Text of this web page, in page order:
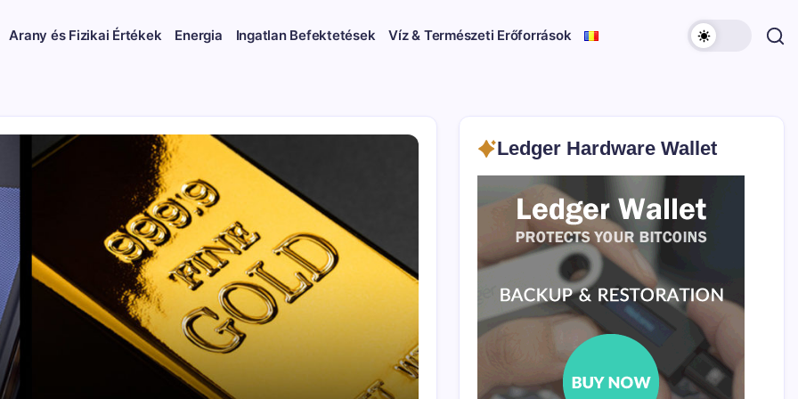
Arany és Fizikai Értékek Energia Ingatlan Befektetések Víz & Természeti Erőforrások
Ledger Hardware Wallet